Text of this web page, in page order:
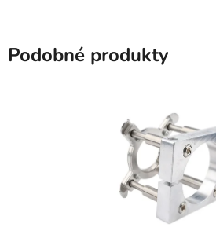
Podobné produkty